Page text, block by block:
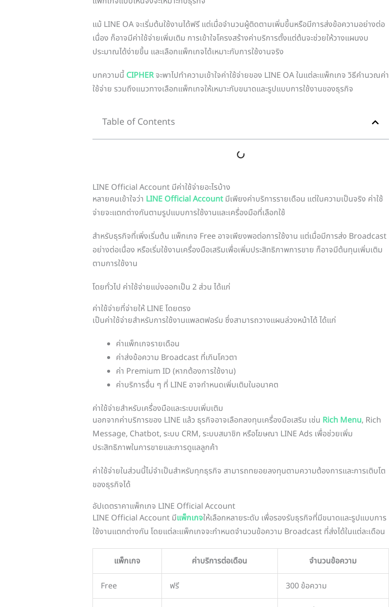
แม้ LINE OA จะเริ่มต้นใช้งานได้ฟรี แต่เมื่อจำนวนผู้ติดตามเพิ่มขึ้นหรือมีการส่งข้อความอย่างต่อ
เนื่อง ก็อาจมีค่าใช้จ่ายเพิ่มเติม การเข้าใจโครงสร้างค่าบริการตั้งแต่ต้นจะช่วยให้วางแผนงบ
ประมาณได้ง่ายขึ้น และเลือกแพ็กเกจได้เหมาะกับการใช้งานจริง
บทความนี้ CIPHERจะพาไปทำความเข้าใจค่าใช้จ่ายของ LINE OA ในแต่ละแพ็กเกจ วิธีคำนวณค่า
ใช้จ่าย รวมถึงแนวทางเลือกแพ็กเกจให้เหมาะกับขนาดและรูปแบบการใช้งานของธุรกิจ
Table of Contents
LINE Official Account มีค่าใช้จ่ายอะไรบ้าง
หลายคนเข้าใจว่า LINE Official Accountมีเพียงค่าบริการรายเดือน แต่ในความเป็นจริง ค่าใช้
จ่ายจะแตกต่างกันตามรูปแบบการใช้งานและเครื่องมือที่เลือกใช้
สำหรับธุรกิจที่เพิ่งเริ่มต้น แพ็กเกจ Free อาจเพียงพอต่อการใช้งาน แต่เมื่อมีการส่ง Broadcast
อย่างต่อเนื่อง หรือเริ่มใช้งานเครื่องมือเสริมเพื่อเพิ่มประสิทธิภาพการขาย ก็อาจมีต้นทุนเพิ่มเติม
ตามการใช้งาน
โดยทั่วไป ค่าใช้จ่ายแบ่งออกเป็น 2 ส่วน ได้แก่
ค่าใช้จ่ายที่จ่ายให้ LINE โดยตรง
เป็นค่าใช้จ่ายสำหรับการใช้งานแพลตฟอร์ม ซึ่งสามารถวางแผนล่วงหน้าได้ ได้แก่
ค่าแพ็กเกจรายเดือน
ค่าส่งข้อความ Broadcast ที่เกินโควตา
ค่า Premium ID (หากต้องการใช้งาน)
ค่าบริการอื่น ๆ ที่ LINE อาจกำหนดเพิ่มเติมในอนาคต
ค่าใช้จ่ายสำหรับเครื่องมือและระบบเพิ่มเติม
นอกจากค่าบริการของ LINE แล้ว ธุรกิจอาจเลือกลงทุนเครื่องมือเสริม เช่น Rich Menu, Rich
Message, Chatbot, ระบบ CRM, ระบบสมาชิก หรือโฆษณา LINE Ads เพื่อช่วยเพิ่ม
ประสิทธิภาพในการขายและการดูแลลูกค้า
ค่าใช้จ่ายในส่วนนี้ไม่จำเป็นสำหรับทุกธุรกิจ สามารถทยอยลงทุนตามความต้องการและการเติบโต
ของธุรกิจได้
อัปเดตราคาแพ็กเกจ LINE Official Account
LINE Official Account มีแพ็กเกจให้เลือกหลายระดับ เพื่อรองรับธุรกิจที่มีขนาดและรูปแบบการ
ใช้งานแตกต่างกัน โดยแต่ละแพ็กเกจจะกำหนดจำนวนข้อความ Broadcast ที่ส่งได้ในแต่ละเดือน
แพ็กเกจ ค่าบริการต่อเดือน จำนวนข้อความ
Free ฟรี 300 ข้อความ